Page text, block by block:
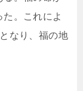
。これによ
なり、福の地